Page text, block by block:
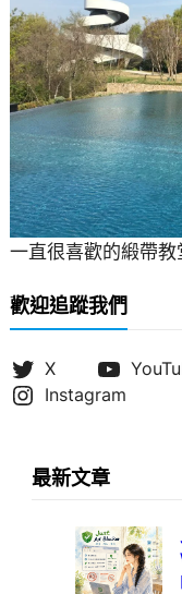
一直很喜歡的緞帶
歡迎追蹤我們
X
Instagram
最新文章